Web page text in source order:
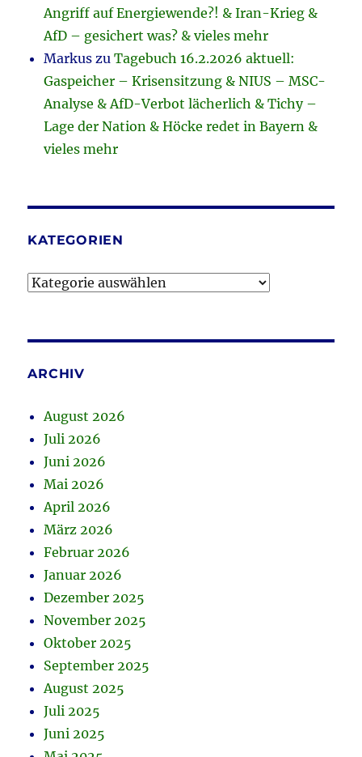
Angriff auf Energiewende?! & Iran-Krieg &
AfD – gesichert was? & vieles mehr
Markus zuTagebuch 16.2.2026 aktuell:
Gaspeicher – Krisensitzung & NIUS – MSC-
Analyse & AfD-Verbot lächerlich & Tichy –
Lage der Nation & Höcke redet in Bayern &
vieles mehr
KATEGORIEN
Kategorien
ARCHIV
August 2026
Juli 2026
Juni 2026
Mai 2026
April 2026
März 2026
Februar 2026
Januar 2026
Dezember 2025
November 2025
Oktober 2025
September 2025
August 2025
Juli 2025
Juni 2025